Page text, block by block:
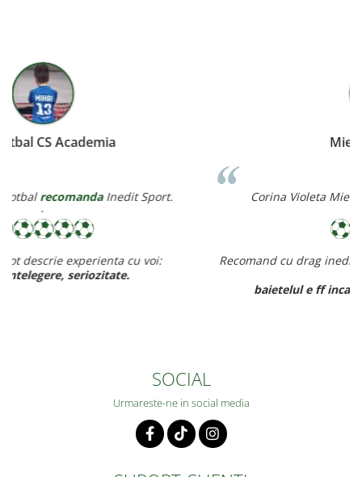
Corina Violeta Mierean Inedit Sport.
Recomand cu drag inedit sport pt rapiditate, calitate si pret
baietelul e ff incantat de noul lui echipament.
SOCIAL
Urmareste-ne in social media